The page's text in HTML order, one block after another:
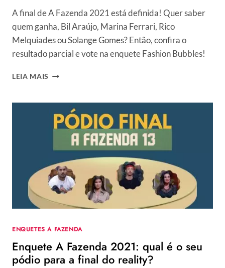
A final de A Fazenda 2021 está definida! Quer saber
quem ganha, Bil Araújo, Marina Ferrari, Rico
Melquiades ou Solange Gomes? Então, confira o
resultado parcial e vote na enquete Fashion Bubbles!
LEIA MAIS ENQUETE
VOTAÇÃO
R7
FINAL
FAZENDA:
E
VEJA
RESULTADOS
PARCIAIS
ENQUETES A FAZENDA
Enquete A Fazenda 2021: qual é o seu
pódio para a final do reality?